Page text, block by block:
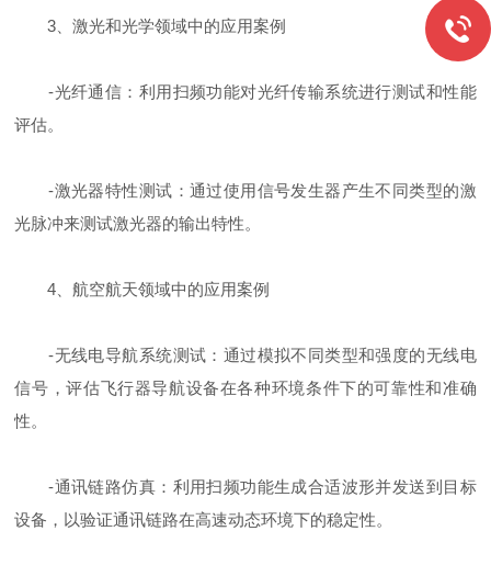
3、激光和光学领域中的应用案例
-光纤通信：利用扫频功能对光纤传输系统进行测试和性能
评估。
-激光器特性测试：通过使用信号发生器产生不同类型的激
光脉冲来测试激光器的输出特性。
4、航空航天领域中的应用案例
-无线电导航系统测试：通过模拟不同类型和强度的无线电
信号，评估飞行器导航设备在各种环境条件下的可靠性和准确
性。
-通讯链路仿真：利用扫频功能生成合适波形并发送到目标
设备，以验证通讯链路在高速动态环境下的稳定性。